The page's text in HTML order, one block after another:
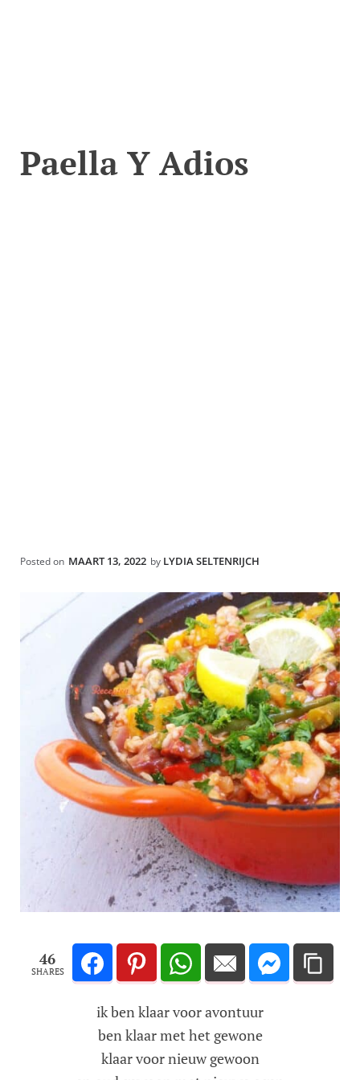
Paella Y Adios
Posted on MAART 13, 2022 by LYDIA SELTENRIJCH
46
SHARES
ik ben klaar voor avontuur
ben klaar met het gewone
klaar voor nieuw gewoon